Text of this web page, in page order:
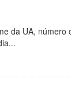
da UA,